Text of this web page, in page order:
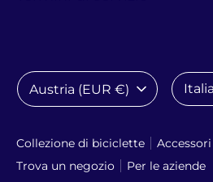
Collezione di biciclette
Trova un negozio
Per le aziende
Valuta
Austria (EUR €)